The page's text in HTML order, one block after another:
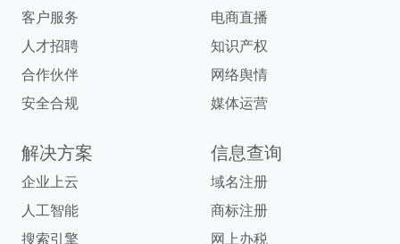
客户服务
人才招聘
合作伙伴
安全合规
电商直播
知识产权
网络舆情
媒体运营
解决方案
企业上云
人工智能
搜索引擎
信息查询
域名注册
商标注册
网上办税